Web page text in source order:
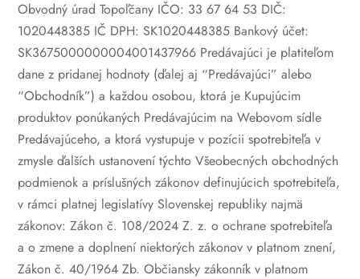
Obvodný úrad Topoľčany IČO: 33 67 64 53 DIČ:
1020448385 IČ DPH: SK1020448385 Bankový účet:
SK3675000000004001437966 Predávajúci je platiteľom
dane z pridanej hodnoty (ďalej aj “Predávajúci” alebo
“Obchodník”) a každou osobou, ktorá je Kupujúcim
produktov ponúkaných Predávajúcim na Webovom sídle
Predávajúceho, a ktorá vystupuje v pozícii spotrebiteľa v
zmysle ďalších ustanovení týchto Všeobecných obchodných
podmienok a príslušných zákonov definujúcich spotrebiteľa,
v rámci platnej legislatívy Slovenskej republiky najmä
zákonov: Zákon č. 108/2024 Z. z. o ochrane spotrebiteľa
a o zmene a doplnení niektorých zákonov v platnom znení,
Zákon č. 40/1964 Zb. Občiansky zákonník v platnom